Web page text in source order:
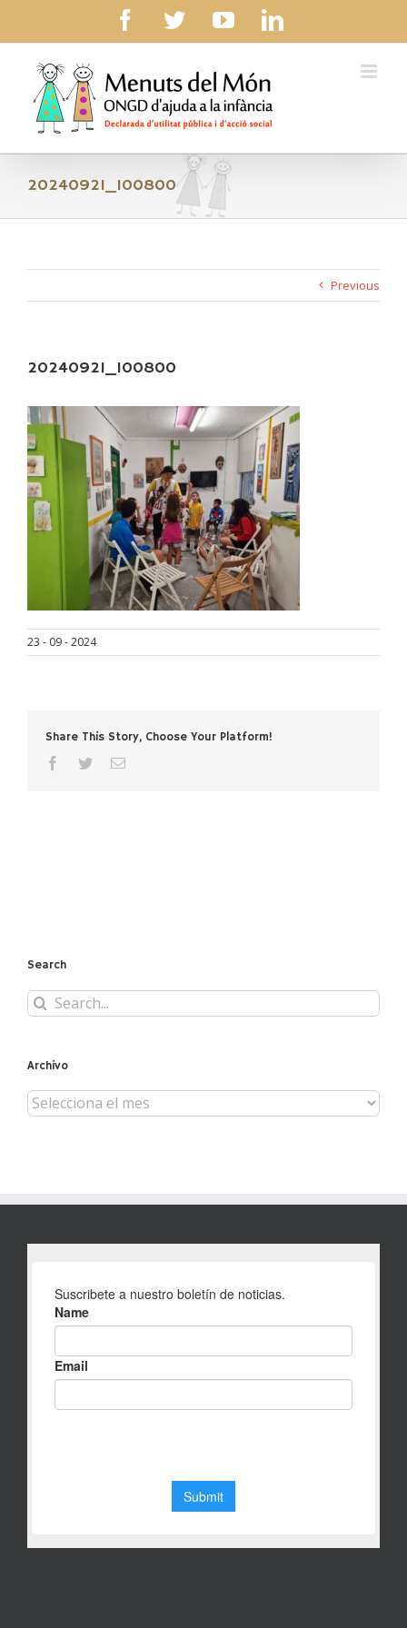
content
facebook
twitteryoutubelinkedin
20240921_100800
Previous
20240921_100800
23 - 09 - 2024
Share This Story, Choose Your Platform!
facebooktwitterEmail
Search
Search
for:
Archivo
Archivo